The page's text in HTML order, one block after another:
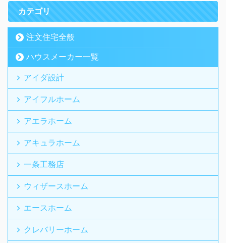
カテゴリ
注文住宅全般
ハウスメーカー一覧
アイダ設計
アイフルホーム
アエラホーム
アキュラホーム
一条工務店
ウィザースホーム
エースホーム
クレバリーホーム